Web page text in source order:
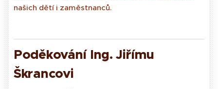
našich dětí i zaměstnanců.
Poděkování Ing. Jiřímu
Škrancovi